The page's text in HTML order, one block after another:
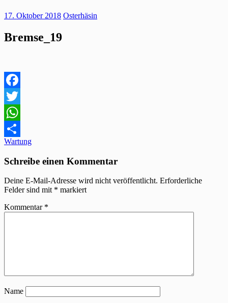
17. Oktober 2018 Osterhäsin
Bremse_19
Facebook
Twitter
WhatsApp
Teilen
Beitragsnavigation
Wartung
Schreibe einen Kommentar
Deine E-Mail-Adresse wird nicht veröffentlicht. Erforderliche
Felder sind mit * markiert
Kommentar *
Name